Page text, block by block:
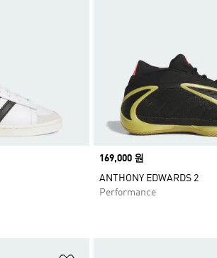
Price
169,000 원
ANTHONY EDWARDS 2
Performance